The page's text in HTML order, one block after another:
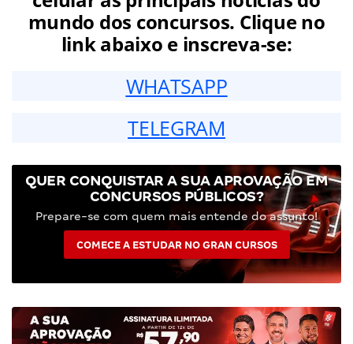
mundo dos concursos. Clique no
link abaixo e inscreva-se:
WHATSAPP
TELEGRAM
QUER CONQUISTAR A SUA APROVAÇÃO EM
CONCURSOS PÚBLICOS?
Prepare-se com quem mais entende do assunto!
COMECE A ESTUDAR NO GRAN CURSOS